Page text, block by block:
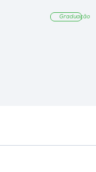
Graduação